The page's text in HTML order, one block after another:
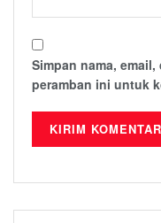
Simpan nama,
peramban ini untuk